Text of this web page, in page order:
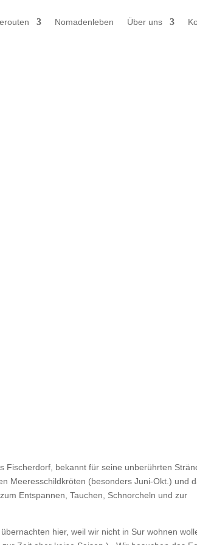
Nomadenleben Über uns
bekannt für seine unberührten
Meeresschildkröten (besonders Juni-Okt.) und
Entspannen, Tauchen, Schnorcheln und zur
hier, weil wir nicht in Sur wohnen